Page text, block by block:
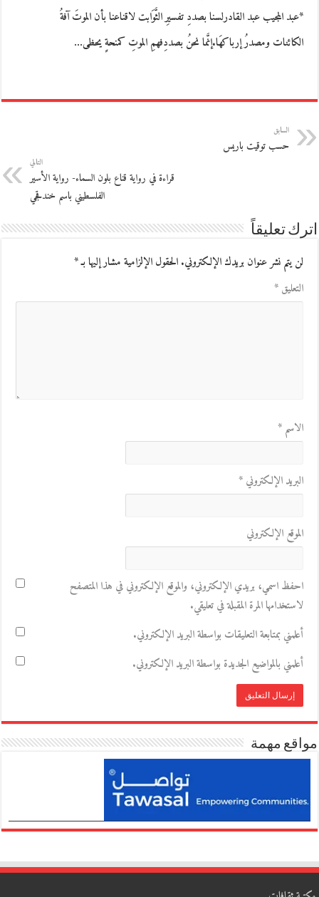
*عبد المجيب عبد القادرلسنا بصددِ تفسيرِ الثَّوَابت لاقناعنا بأن الموتَ آفةُ
الكائنات ومصدرُ إرباكهَا.إنَّما نحنُ بصددِفهمِ الموتِ كمنحةٍ يحظى…
السابق
حسب توقيت باريس
التالي
قراءة في رواية قناع بلون السماء- رواية الأسير
الفلسطيني باسم خندقجي
اترك تعليقاً
لن يتم نشر عنوان بريدك الإلكتروني.الحقول الإلزامية مشار إليها بـ*
التعليق*
الاسم*
البريد الإلكتروني*
الموقع الإلكتروني
احفظ اسمي، بريدي الإلكتروني، والموقع الإلكتروني في هذا المتصفح
لاستخدامها المرة المقبلة في تعليقي.
أعلمني بمتابعة التعليقات بواسطة البريد الإلكتروني.
أعلمني بالمواضيع الجديدة بواسطة البريد الإلكتروني.
مواقع مهمة